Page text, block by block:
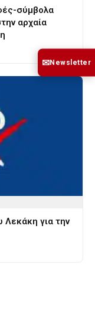
σύμβολα
αρχαία
για την
✉Newsletter